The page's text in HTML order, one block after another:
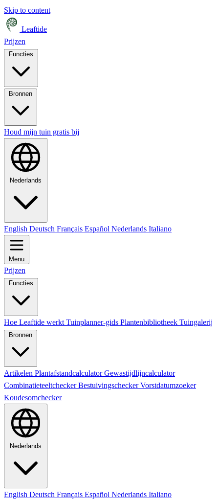
Skip to content
Leaftide
Prijzen
Houd mijn tuin gratis bij
Nederlands
English Deutsch Français Español Nederlands Italiano
Menu
Prijzen
Functies
Hoe Leaftide werkt Tuinplanner-gids Plantenbibliotheek Tuingalerij
Bronnen
Artikelen PlantafstandcalculatorGewastijdlijncalculator
CombinatieteeltcheckerBestuivingscheckerVorstdatumzoeker
Koudesomchecker
Nederlands
English Deutsch Français Español Nederlands Italiano